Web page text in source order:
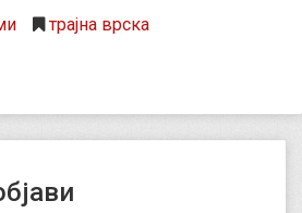
трајна врска